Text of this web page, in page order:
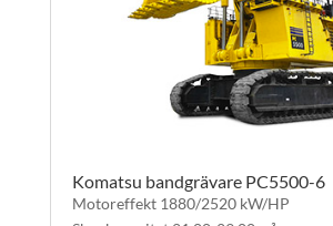
Komatsu bandgrävare PC5500-6
Motoreffekt 1880/2520 kW/HP